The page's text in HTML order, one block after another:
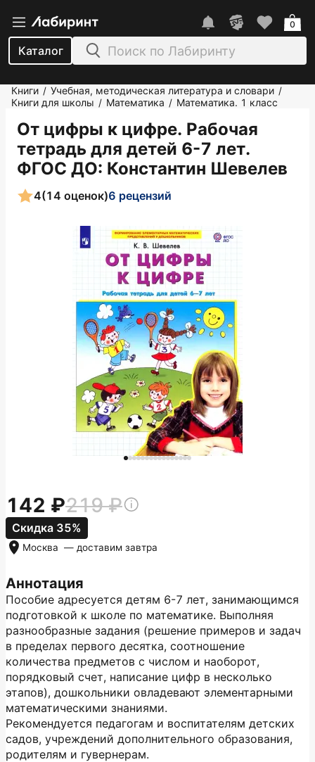
Каталог
0
Книги / Учебная, методическая литература и словари /
Книги для школы / Математика / Математика. 1 класс
От цифры к цифре. Рабочая
тетрадь для детей 6-7 лет.
ФГОС ДО: Константин Шевелев
4(14 оценок)6 рецензий
Аннотация
Пособие адресуется детям 6-7 лет, занимающимся
подготовкой к школе по математике. Выполняя
разнообразные задания (решение примеров и задач
в пределах первого десятка, соотношение
количества предметов с числом и наоборот,
порядковый счет, написание цифр в несколько
этапов), дошкольники овладевают элементарными
математическими знаниями.
Рекомендуется педагогам и воспитателям детских
садов, учреждений дополнительного образования,
родителям и гувернерам.
142 219
Скидка 35%
Москва — доставим завтра